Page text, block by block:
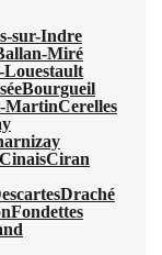
sur-Indre
Miré
Louestault
Bourgueil
MartinCerelles
CinaisCiran
Draché
Fondettes